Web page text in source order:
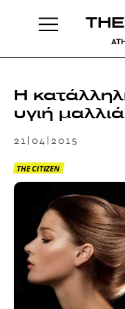
Η
υγιή μαλλιά
21|04|2015
THE CITIZEN